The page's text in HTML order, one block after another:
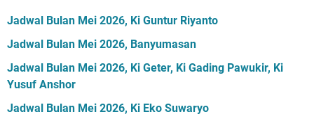
Jadwal Bulan Mei 2026, Ki Guntur Riyanto
Jadwal Bulan Mei 2026, Banyumasan
Jadwal Bulan Mei 2026, Ki Geter, Ki Gading Pawukir, Ki
Yusuf Anshor
Jadwal Bulan Mei 2026, Ki Eko Suwaryo